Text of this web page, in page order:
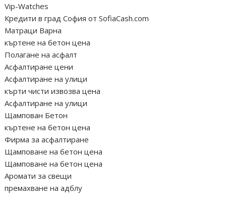
Vip-Watches
Кредити в град София от SofiaCash.com
Матраци Варна
къртене на бетон цена
Полагане на асфалт
Асфалтиране цени
Асфалтиране на улици
кърти чисти извозва цена
Асфалтиране на улици
Щампован Бетон
къртене на бетон цена
Фирма за асфалтиране
Щамповане на бетон цена
Щамповане на бетон цена
Аромати за свещи
премахване на адблу